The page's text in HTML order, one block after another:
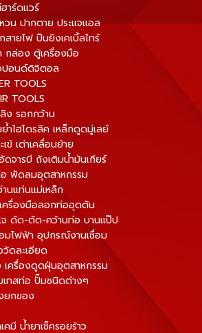
าร์ดแวร์
วน ปากตาย ประแจแอล
ายไฟ ปืนยิงเคเบิ้ลไทร์
กล่อง ตู้เครื่องมือ
ปอนด์ดิจิตอล
TOOLS
TOOLS
ง รอกกว้าน
ำไฮโดรลิค เหล็กดูดมู่เลย์
ข้ เต่าเคลื่อนย้าย
จารบี ถังเติมน้ำมันเกียร์
พัดลมอุตสาหกรรม
านแท่นแม่เหล็ก
ครื่องมือลอกท่ออุดตัน
จ ดัด-ตัด-คว้านท่อ บานแป๊ป
อมไฟฟ้า อุปกรณ์งานเชื่อม
วัดละเอียด
เครื่องดูดฝุ่นอุตสาหกรรม
ทสท่อ ปั๊มชนิดต่างๆ
ยกของ
คมี น้ำยาเช็ครอยร้าว